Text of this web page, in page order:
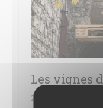
Les vignes
27/02/2020